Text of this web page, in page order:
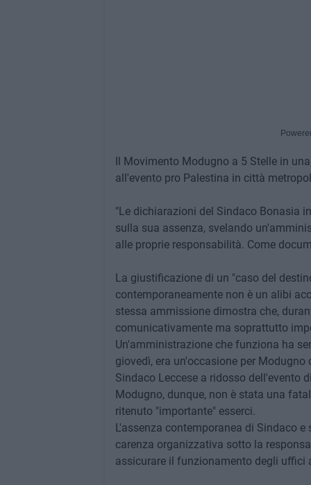
Il Movimento Modugno a 5 Stelle in
all'evento pro Palestina in città
"Le dichiarazioni del Sindaco Bonasia
sulla sua assenza, svelando
alle proprie responsabilità. Come
La giustificazione di un "caso del
contemporaneamente non è un alibi
stessa ammissione dimostra che,
comunicativamente ma soprattutto
Un'amministrazione che funziona ha
giovedì, era un'occasione per
Sindaco Leccese a ridosso dell'evento
Modugno, dunque, non è stata una
ritenuto "importante" esserci.
L'assenza contemporanea di Sindaco
carenza organizzativa sotto la
assicurare il funzionamento degli uffici